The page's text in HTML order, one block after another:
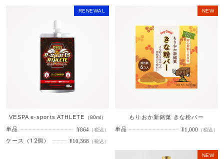
RENEWAL
VESPA e-sports ATHLETE （80ml）
単品 ¥864 （税込）
ケース（12個） ¥10,368 （税込）
NEW
もりおか新銘菓 きな粉バー
単品 ¥1,000 （税込）
NEW